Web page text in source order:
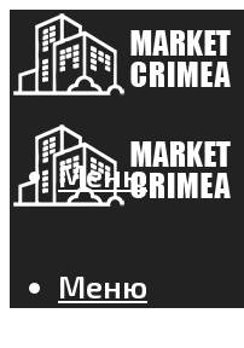
Меню
Меню